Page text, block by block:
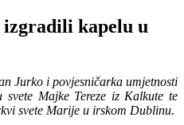
kapelu u
Jurko i povjesničarka umjetnosti
Majke Tereze iz Kalkute te
svete Marije u irskom Dublinu.